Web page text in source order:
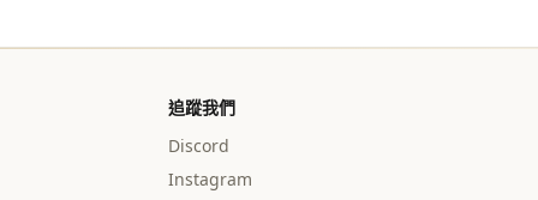
追蹤我們
Discord
Instagram